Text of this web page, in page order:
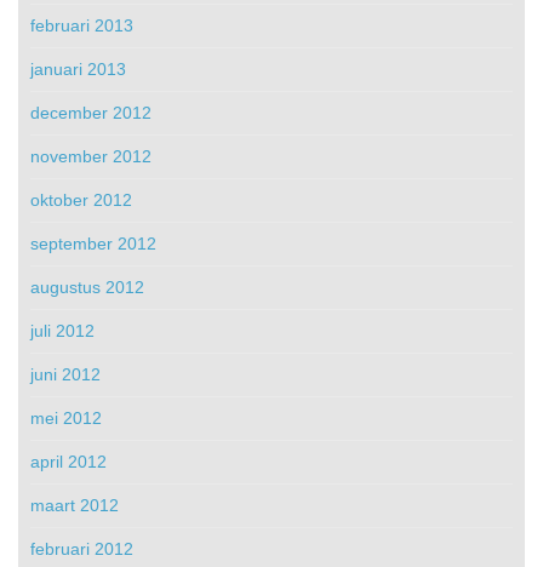
februari 2013
januari 2013
december 2012
november 2012
oktober 2012
september 2012
augustus 2012
juli 2012
juni 2012
mei 2012
april 2012
maart 2012
februari 2012